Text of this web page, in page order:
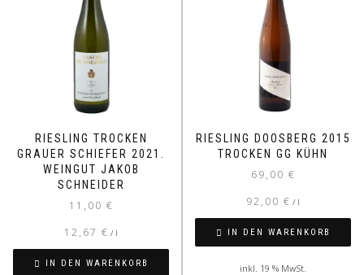
RIESLING TROCKEN
GRAUER SCHIEFER 2021.
WEINGUT JAKOB
SCHNEIDER
11,00 €
12,67 € / l
IN DEN WARENKORB
RIESLING DOOSBERG 2015
TROCKEN GG KÜHN
69,00 €
92,00 € / l
IN DEN WARENKORB
inkl. 19 % MwSt.